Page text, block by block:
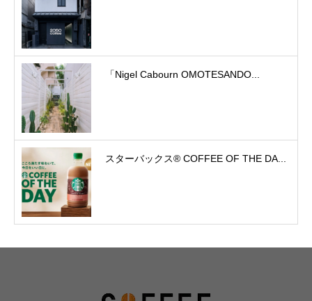
「Nigel Cabourn OMOTESANDO...
スターバックス® COFFEE OF THE DA...